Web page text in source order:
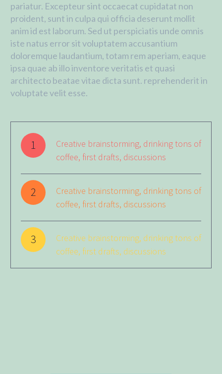
pariatur. Excepteur sint occaecat cupidatat non
proident, sunt in culpa qui officia deserunt mollit
anim id est laborum. Sed ut perspiciatis unde omnis
iste natus error sit voluptatem accusantium
doloremque laudantium, totam rem aperiam, eaque
ipsa quae ab illo inventore veritatis et quasi
architecto beatae vitae dicta sunt. reprehenderit in
voluptate velit esse.
1
Creative brainstorming, drinking tons of
coffee, first drafts, discussions
2
Creative brainstorming, drinking tons of
coffee, first drafts, discussions
3
Creative brainstorming, drinking tons of
coffee, first drafts, discussions